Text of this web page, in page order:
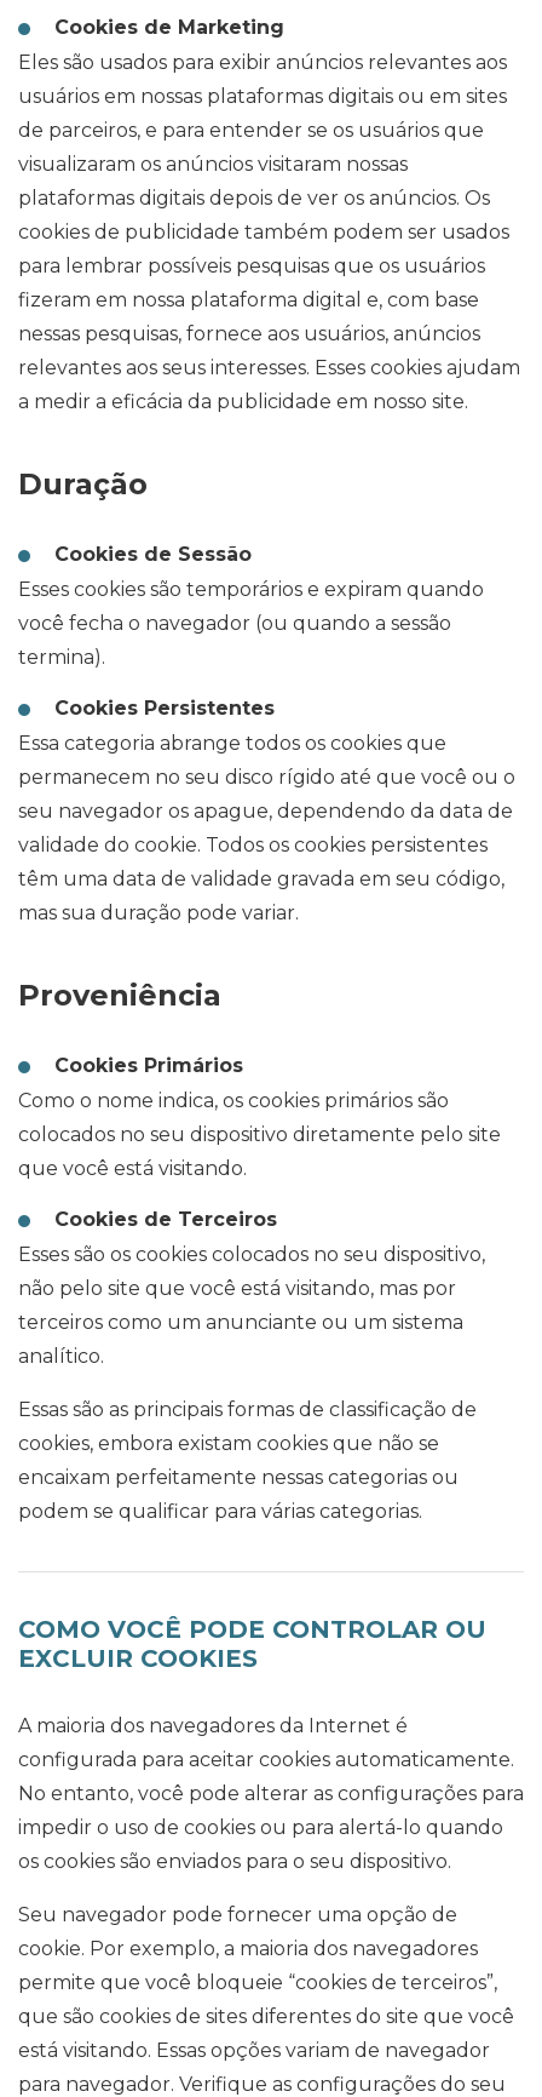
Cookies de Marketing
Eles são usados para exibir anúncios relevantes aos
usuários em nossas plataformas digitais ou em sites
de parceiros, e para entender se os usuários que
visualizaram os anúncios visitaram nossas
plataformas digitais depois de ver os anúncios. Os
cookies de publicidade também podem ser usados
para lembrar possíveis pesquisas que os usuários
fizeram em nossa plataforma digital e, com base
nessas pesquisas, fornece aos usuários, anúncios
relevantes aos seus interesses. Esses cookies ajudam
a medir a eficácia da publicidade em nosso site.
Duração
Cookies de Sessão
Esses cookies são temporários e expiram quando
você fecha o navegador (ou quando a sessão
termina).
Cookies Persistentes
Essa categoria abrange todos os cookies que
permanecem no seu disco rígido até que você ou o
seu navegador os apague, dependendo da data de
validade do cookie. Todos os cookies persistentes
têm uma data de validade gravada em seu código,
mas sua duração pode variar.
Proveniência
Cookies Primários
Como o nome indica, os cookies primários são
colocados no seu dispositivo diretamente pelo site
que você está visitando.
Cookies de Terceiros
Esses são os cookies colocados no seu dispositivo,
não pelo site que você está visitando, mas por
terceiros como um anunciante ou um sistema
analítico.
Essas são as principais formas de classificação de
cookies, embora existam cookies que não se
encaixam perfeitamente nessas categorias ou
podem se qualificar para várias categorias.
COMO VOCÊ PODE CONTROLAR OU
EXCLUIR COOKIES
A maioria dos navegadores da Internet é
configurada para aceitar cookies automaticamente.
No entanto, você pode alterar as configurações para
impedir o uso de cookies ou para alertá-lo quando
os cookies são enviados para o seu dispositivo.
Seu navegador pode fornecer uma opção de
cookie. Por exemplo, a maioria dos navegadores
permite que você bloqueie “cookies de terceiros”,
que são cookies de sites diferentes do site que você
está visitando. Essas opções variam de navegador
para navegador. Verifique as configurações do seu